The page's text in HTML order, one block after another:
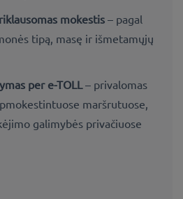
mokestis – pagal
tipą, masę ir išmetamųjų
per e-TOLL – privalomas
maršrutuose,
galimybės privačiuose